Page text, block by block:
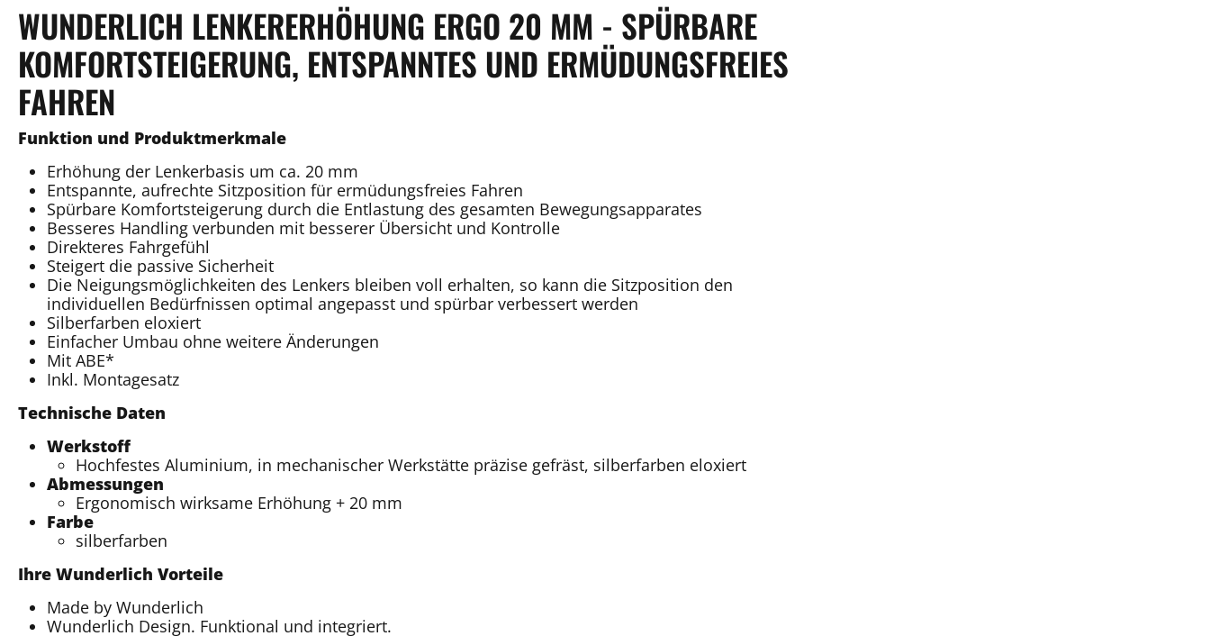
WUNDERLICH LENKERERHÖHUNG ERGO 20 MM - SPÜRBARE
KOMFORTSTEIGERUNG, ENTSPANNTES UND ERMÜDUNGSFREIES
FAHREN
Funktion und Produktmerkmale
Erhöhung der Lenkerbasis um ca. 20 mm
Entspannte, aufrechte Sitzposition für ermüdungsfreies Fahren
Spürbare Komfortsteigerung durch die Entlastung des gesamten Bewegungsapparates
Besseres Handling verbunden mit besserer Übersicht und Kontrolle
Direkteres Fahrgefühl
Steigert die passive Sicherheit
Die Neigungsmöglichkeiten des Lenkers bleiben voll erhalten, so kann die Sitzposition den
individuellen Bedürfnissen optimal angepasst und spürbar verbessert werden
Silberfarben eloxiert
Einfacher Umbau ohne weitere Änderungen
Mit ABE*
Inkl. Montagesatz
Technische Daten
Werkstoff
Hochfestes Aluminium, in mechanischer Werkstätte präzise gefräst, silberfarben eloxiert
Abmessungen
Ergonomisch wirksame Erhöhung + 20 mm
Farbe
silberfarben
Ihre Wunderlich Vorteile
Made by Wunderlich
Wunderlich Design. Funktional und integriert.